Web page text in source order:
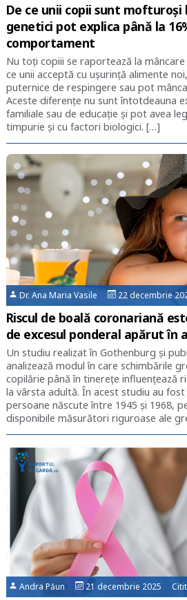
De ce unii copii sunt
genetici pot explica până la
comportament
Nu toți copiii se raportează la
ce unii acceptă cu ușurință alimente
puternice de respingere sau pot
Aceste diferențe nu sunt întotdeauna
familiale sau de educație și pot avea
timpurie și cu factori biologici. […]
Dr. Ana Maria Vasile 22 decembrie
Riscul de boală coronariană
de excesul ponderal apărut în
Un studiu realizat în Gothenburg și
analizează modul în care schimbările
copilărie până în tinerețe influențează
la vârsta adultă. În acest studiu au fost
persoane născute între 1945 și 1968,
disponibile măsurători riguroase ale
Andra Păun 21 decembrie 2025